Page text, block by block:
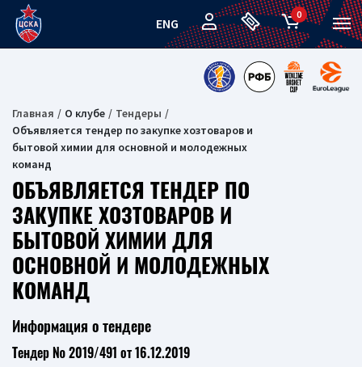
ENG
0
Главная О клубе
Тендеры
Объявляется тендер по закупке хозтоваров и
бытовой химии для основной и молодежных
команд
ОБЪЯВЛЯЕТСЯ ТЕНДЕР ПО
ЗАКУПКЕ ХОЗТОВАРОВ И
БЫТОВОЙ ХИМИИ ДЛЯ
ОСНОВНОЙ И МОЛОДЕЖНЫХ
КОМАНД
Информация о тендере
Тендер № 2019/491 от 16.12.2019